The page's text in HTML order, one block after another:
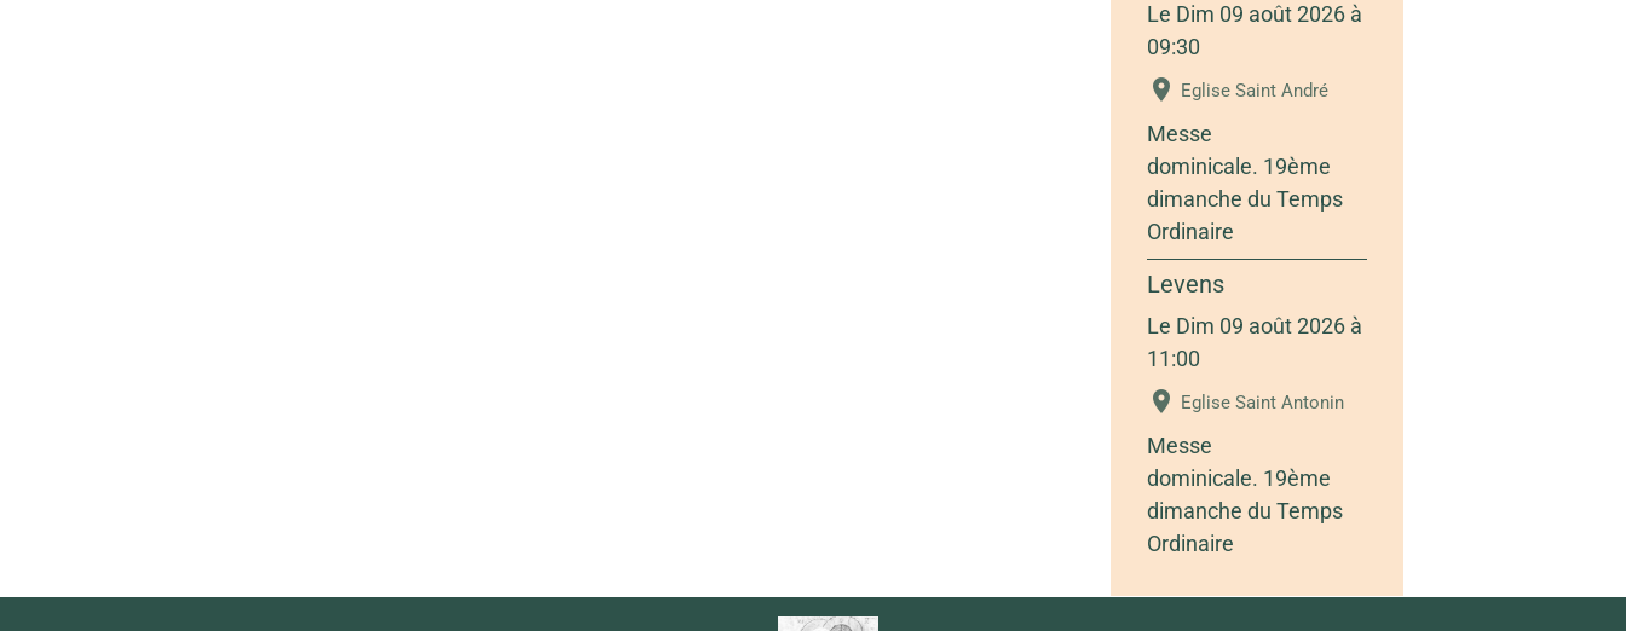
Le Dim 09 août 2026 à
09:30
Eglise Saint André
Messe
dominicale. 19ème
dimanche du Temps
Ordinaire
Levens
Le Dim 09 août 2026 à
11:00
Eglise Saint Antonin
Messe
dominicale. 19ème
dimanche du Temps
Ordinaire